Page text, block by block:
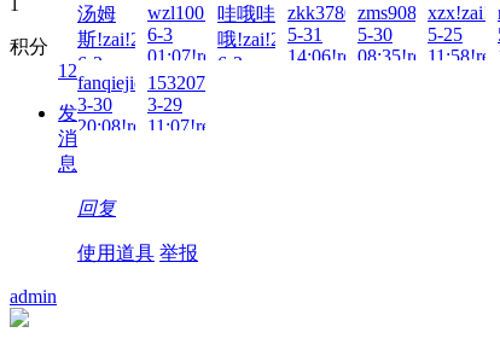
积分
12
发
消
息
汤姆
斯!zai!2026-
6-3
22:28!read!
wzl100!zai!2026-
6-3
01:07!read!
哇哦哇
哦!zai!2026-
6-2
zkk378045056!zai!2026-
5-31
14:06!read!
5-30
08:35!read!
5-25
fanqiejidan!zai!2026-
3-30
20:08!read!
15320775059!zai!2026-
3-29
11:07!read!
回复
使用道具 举报
admin